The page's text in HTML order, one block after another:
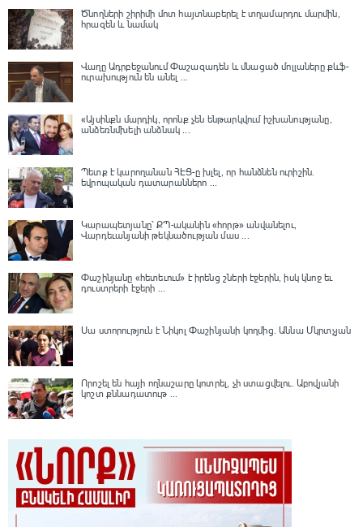
Ծնողների շիրիմի մոտ հայտնաբերել է տղամարդու մարմին,
հրազեն և նամակ
Վաղը Ադրբեջանում Փաշազադեն և մնացած մոլլաները քևֆ-
ուրախություն են անել ...
«Այսինքն մարդիկ, որոնք չեն ենթարկվում իշխանությանը,
անձեռնմխելի անձնակ ...
Պետք է կարողանան ՀԷՑ-ը խլել, որ հանձնեն ուրիշին.
եվրոպական դատարաններո ...
Կարապետյանը՝ ՔՊ-ականին «հորթ» անվանելու,
Վարդեւանյանի թեկնածության մաս ...
Փաշինյանը «հետեւում» է իրենց շների էջերին, իսկ կնոջ եւ
դուստրերի էջերի ...
Սա ստորություն է Նիկոլ Փաշինյանի կողմից․ Աննա Մկրտչյան
Որոշել են հայի ողնաշարը կոտրել, չի ստացվելու․ Աբովյանի
կոշտ քննադատութ ...